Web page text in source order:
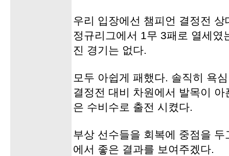
우리 입장에선 챔피언 결정전
정규리그에서 1무 3패로 열세였
진 경기는 없다.
모두 아쉽게 패했다. 솔직히 욕
결정전 대비 차원에서 발목이
은 수비수로 출전 시켰다.
부상 선수들을 회복에 중점을
에서 좋은 결과를 보여주겠다.